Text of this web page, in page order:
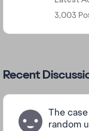
3,003
Recent
The
random